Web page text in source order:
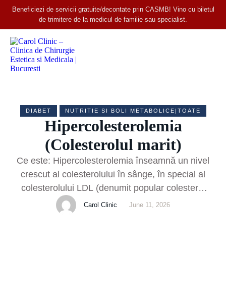
Beneficiezi de servicii gratuite/decontate prin CASMB! Vino cu biletul
de trimitere de la medicul de familie sau specialist.
DIABET NUTRITIE SI BOLI METABOLICE|TOATE
Hipercolesterolemia
(Colesterolul marit)
Ce este: Hipercolesterolemia înseamnă un nivel
crescut al colesterolului în sânge, în special al
colesterolului LDL (denumit popular colesterol
“rău”). Practic, este o formă particulară de
dislipidemie concentrată pe excesul de
Carol Clinic June 11, 2026